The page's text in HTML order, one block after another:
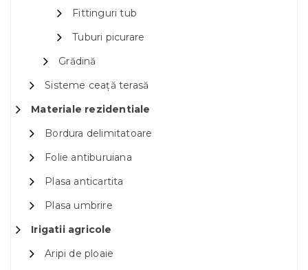
Fittinguri tub
Tuburi picurare
Grădină
Sisteme ceață terasă
Materiale rezidentiale
Bordura delimitatoare
Folie antiburuiana
Plasa anticartita
Plasa umbrire
Irigatii agricole
Aripi de ploaie